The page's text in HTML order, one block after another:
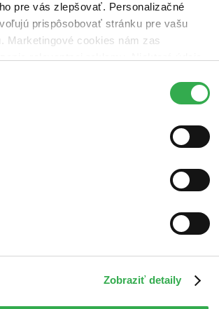
pre vás zlepšovať. Personalizačné
prispôsobovať stránku pre vašu
Marketingové cookies nám zas
všetky tieto cookies. Ďakujeme!
Zobraziť detaily